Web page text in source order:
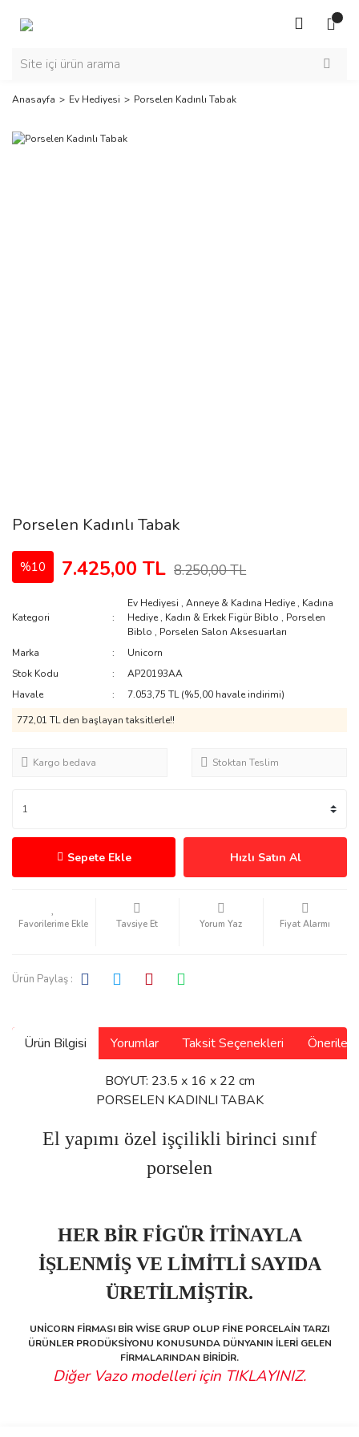
Anasayfa Ev Hediyesi Porselen Kadınlı Tabak
Porselen Kadınlı Tabak
%10 7.425,00 TL 8.250,00 TL
Kategori
Ev Hediyesi ,Anneye & Kadına Hediye , Kadına
Hediye , Kadın & Erkek Figür Biblo , Porselen
Biblo , Porselen Salon Aksesuarları
Marka
Unicorn
Stok Kodu
AP20193AA
Havale
7.053,75 TL (%5,00 havale indirimi)
772,01 TL den başlayan taksitlerle!!
Kargo bedava Stoktan Teslim
Sepete Ekle Hızlı Satın Al
Tavsiye Et Yorum Yaz Fiyat Alarmı
Ürün Paylaş :
Ürün Bilgisi Yorumlar Taksit Seçenekleri
BOYUT: 23.5 x 16 x 22 cm
PORSELEN KADINLI TABAK
El yapımı özel işçilikli birinci sınıf
porselen
HER BİR FİGÜR İTİNAYLA
İŞLENMİŞ VE LİMİTLİ SAYIDA
ÜRETİLMİŞTİR.
UNİCORN FİRMASI BİR WİSE GRUP OLUP FİNE PORCELAİN TARZI
ÜRÜNLER PRODÜKSİYONU KONUSUNDA DÜNYANIN İLERİ GELEN
FİRMALARINDAN BİRİDİR.
Diğer Vazo modelleri için TIKLAYINIZ.